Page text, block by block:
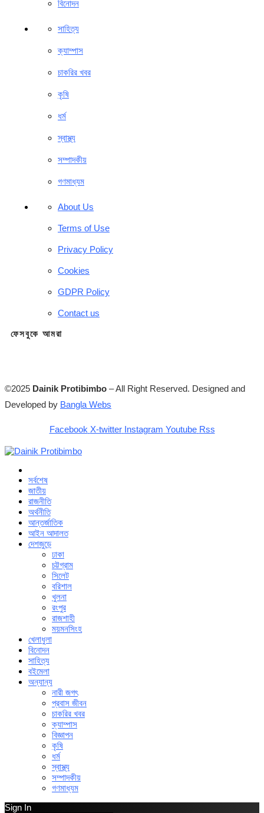
বিনোদন
সাহিত্য
ক্যাম্পাস
চাকরির খবর
কৃষি
ধর্ম
স্বাস্থ্য
সম্পাদকীয়
গণমাধ্যম
About Us
Terms of Use
Privacy Policy
Cookies
GDPR Policy
Contact us
ফেসবুকে আমরা
©2025 Dainik Protibimbo – All Right Reserved. Designed and
Developed by Bangla Webs
Facebook X-twitter Instagram Youtube Rss
সর্বশেষ
জাতীয়
রাজনীতি
অর্থনীতি
আন্তর্জাতিক
আইন আদালত
দেশজুড়ে
ঢাকা
চট্টগ্রাম
সিলেট
বরিশাল
খুলনা
রংপুর
রাজশাহী
ময়মনসিংহ
খেলাধুলা
বিনোদন
সাহিত্য
বইমেলা
অন্যান্য
নারী জগৎ
প্রবাস জীবন
চাকরির খবর
ক্যাম্পাস
বিজ্ঞাপন
কৃষি
ধর্ম
স্বাস্থ্য
সম্পাদকীয়
গণমাধ্যম
Sign In